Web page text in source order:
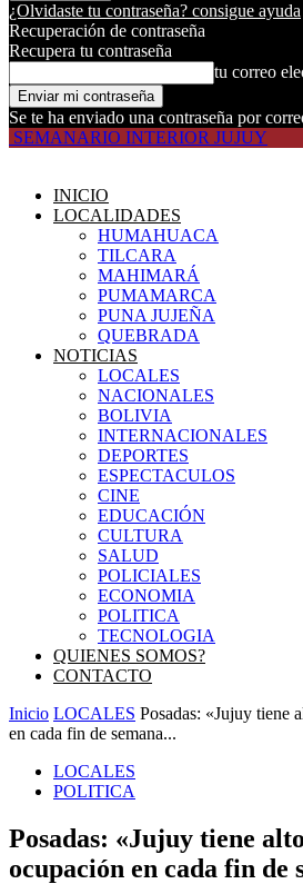
¿Olvidaste tu contraseña? consigue ayuda
Recuperación de contraseña
Recupera tu contraseña
tu correo
Se te ha enviado una contraseña por
SEMANARIO INTERIOR JUJUY
INICIO
LOCALIDADES
HUMAHUACA
TILCARA
MAHIMARÁ
PUMAMARCA
PUNA JUJEÑA
QUEBRADA
NOTICIAS
LOCALES
NACIONALES
BOLIVIA
INTERNACIONALES
DEPORTES
ESPECTACULOS
CINE
EDUCACIÓN
CULTURA
SALUD
POLICIALES
ECONOMIA
POLITICA
TECNOLOGIA
QUIENES SOMOS?
CONTACTO
Inicio LOCALES Posadas: «Jujuy tiene
en cada fin de semana...
LOCALES
POLITICA
Posadas: «Jujuy tiene
ocupación en cada fin de